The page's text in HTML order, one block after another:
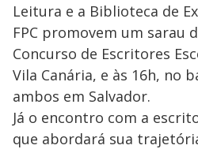
Leitura e a Biblioteca de
FPC promovem um sarau
Concurso de Escritores
Vila Canária, e às 16h, no
ambos em Salvador.
Já o encontro com a
que abordará sua